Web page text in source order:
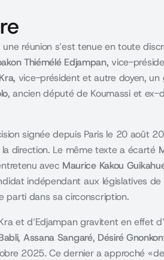
réunion s’est tenue en toute
Thiémélé Edjampan, vice-
, vice-président et autre doyen, un
, ancien député de Koumassi et ex-
signée depuis Paris le 20 août
direction. Le même texte a écarté
avec Maurice Kakou
indépendant aux législatives
parti dans sa circonscription.
et d’Edjampan gravitent en effet
, Assana Sangaré, Désiré
2025. Ce dernier a approché «